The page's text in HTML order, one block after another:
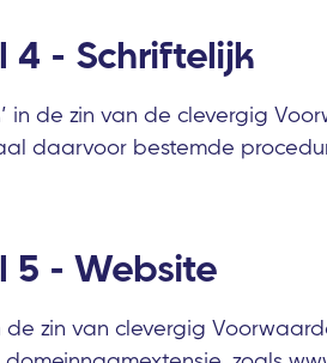
4 - Schriftelijk
in de zin van de clevergig
daarvoor bestemde
5 - Website
de zin van clevergig